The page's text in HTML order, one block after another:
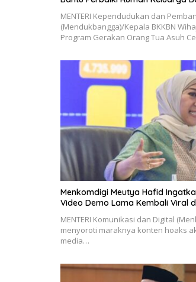
MENTERI Kependudukan dan
(Mendukbangga)/Kepala BKKBN
Program Gerakan Orang Tua Asuh
Menkomdigi Meutya Hafid
Video Demo Lama Kembali Viral
MENTERI Komunikasi dan Digital
menyoroti maraknya konten hoaks
media…